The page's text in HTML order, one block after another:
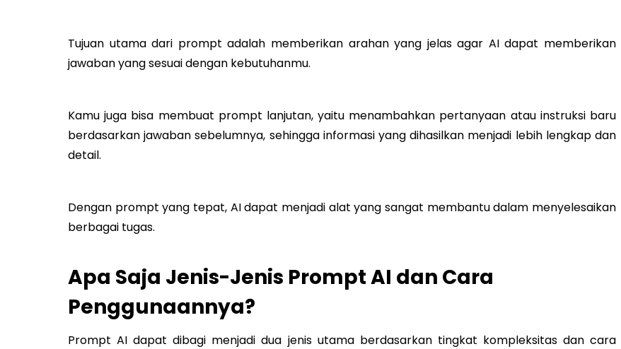
Tujuan utama dari prompt adalah memberikan arahan yang jelas agar AI dapat memberikan
jawaban yang sesuai dengan kebutuhanmu.
Kamu juga bisa membuat prompt lanjutan, yaitu menambahkan pertanyaan atau instruksi baru
berdasarkan jawaban sebelumnya, sehingga informasi yang dihasilkan menjadi lebih lengkap dan
detail.
Dengan prompt yang tepat, AI dapat menjadi alat yang sangat membantu dalam menyelesaikan
berbagai tugas.
Apa Saja Jenis-Jenis Prompt AI dan Cara
Penggunaannya?
Prompt AI dapat dibagi menjadi dua jenis utama berdasarkan tingkat kompleksitas dan cara